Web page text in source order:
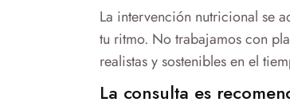
La intervención nutricional se
tu ritmo. No trabajamos con
realistas y sostenibles en el
La consulta es